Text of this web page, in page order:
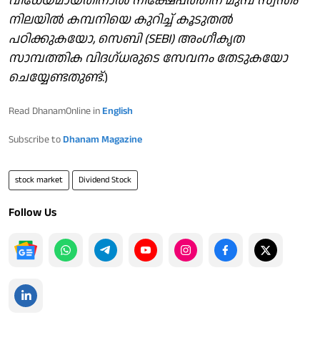
നിലയില്‍ കമ്പനിയെ കുറിച്ച് കൂടുതല്‍
പഠിക്കുകയോ, സെബി (SEBI) അംഗീകൃത
സാമ്പത്തിക വിദഗ്ധരുടെ സേവനം തേടുകയോ
ചെയ്യേണ്ടതുണ്ട്.)
Read DhanamOnline in English
Subscribe to Dhanam Magazine
stock market Dividend Stock
Follow Us